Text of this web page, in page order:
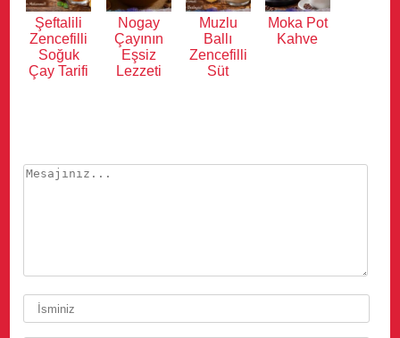
Şeftalili
Zencefilli
Soğuk
Çay Tarifi
Nogay
Çayının
Eşsiz
Lezzeti
Muzlu
Ballı
Zencefilli
Süt
Moka Pot
Kahve